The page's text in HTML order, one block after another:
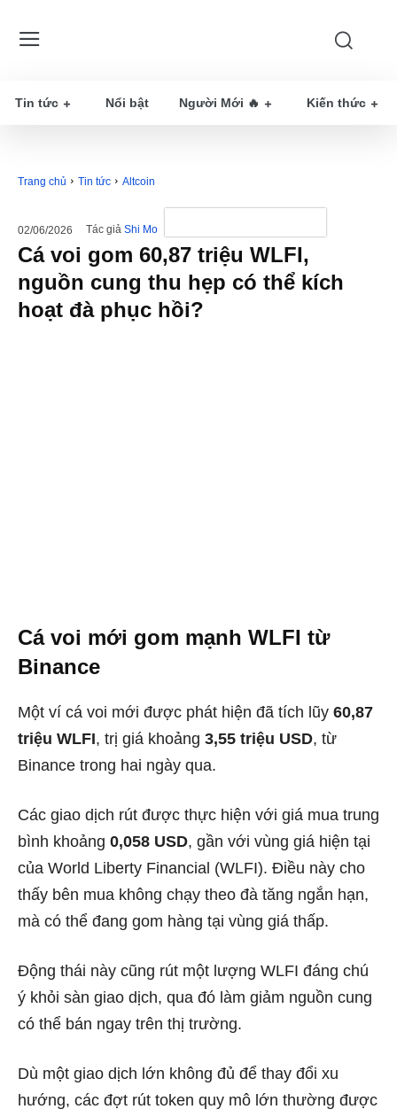
Tin tức Nổi bật Người Mới 🔥 Kiến thức
Trang chủ Tin tức Altcoin
02/06/2026 Tác giả Shi Mo
Cá voi gom 60,87 triệu WLFI,
nguồn cung thu hẹp có thể kích
hoạt đà phục hồi?
Cá voi mới gom mạnh WLFI từ
Binance
Một ví cá voi mới được phát hiện đã tích lũy 60,87
triệu WLFI, trị giá khoảng 3,55 triệu USD, từ
Binance trong hai ngày qua.
Các giao dịch rút được thực hiện với giá mua trung
bình khoảng 0,058 USD, gần với vùng giá hiện tại
của World Liberty Financial (WLFI). Điều này cho
thấy bên mua không chạy theo đà tăng ngắn hạn,
mà có thể đang gom hàng tại vùng giá thấp.
Động thái này cũng rút một lượng WLFI đáng chú
ý khỏi sàn giao dịch, qua đó làm giảm nguồn cung
có thể bán ngay trên thị trường.
Dù một giao dịch lớn không đủ để thay đổi xu
hướng, các đợt rút token quy mô lớn thường được